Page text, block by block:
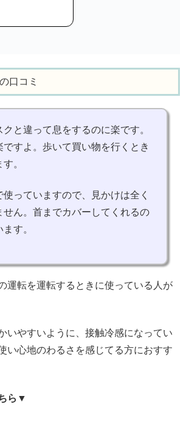
口コミ
クと違って息をするのに楽です。
ですよ。歩いて買い物を行くとき
。
使っていますので、見かけは全く
せん。首までカバーしてくれるの
す。
運転を運転するときに使っている人が
いやすいように、接触冷感になってい
い心地のわるさを感じてる方におすす
ら▼